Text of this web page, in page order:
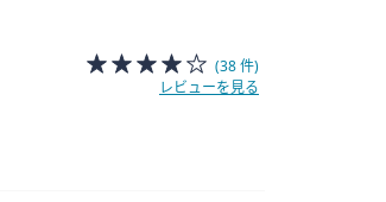
(38 件)
レビューを見る